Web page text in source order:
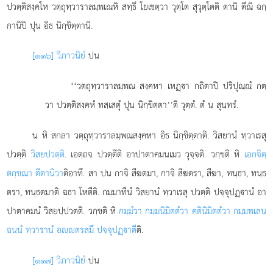
ปวตฺติสงฺคโห วตฺถุทฺวาราลมฺพเณหิ สทฺธึ โยเชตฺวา วุตฺโต สุวุตฺโตติ ตานิ ตีณิ ฉกฺ
กานิปิ ปุน อิธ นิกฺขิตฺตานิ.
[๑๑๖] วิภาวนิยํ ปน
‘‘วตฺถุทฺวาราลมฺพณ สงฺคหา เหฏฺา กถิตาปิ ปริปุณฺณํ กตฺ
วา ปวตฺติสงฺคหํ ทสฺเสตุํ ปุน นิกฺขิตฺตา’’ติ วุตฺตํ. ตํ น สุนฺทรํ.
น หิ สกลา วตฺถุทฺวาราลมฺพณสงฺคหา อิธ นิกฺขิตฺตาติ. วิสยานํ ทฺวาเรสุ
ปวตฺติวิสยปวตฺติ. เอตฺถจ ปวตฺตีติ อาปาตาคมนเมว วุจฺจติ. วกฺขติ หิ เอกจิตฺ
ตกฺขณา ตีตานิวาติอาทึ. สา ปน กาจิ สีฆตมา, กาจิ สีฆตรา, สีฆา, ทนฺธา, ทนฺธ
ตรา, ทนฺธตมาติ ฉธา โหตีติ. กมฺมาทีนํ วิสยานํ ทฺวาเรสุ ปวตฺติ ปจฺจุปฏฺานํ อา
ปาตาคมนํ วิสยปฺปวตฺติ. วกฺขติ หิ กมฺมํวา กมฺมนิมิตฺตํวา คตินิมิตฺตํวา กมฺมพเลน
ฉนฺนํ ทฺวารานํ อฺตรสฺมึ ปจฺจุปฏฺาตีติ.
[๑๑๗] วิภาวนิยํ ปน